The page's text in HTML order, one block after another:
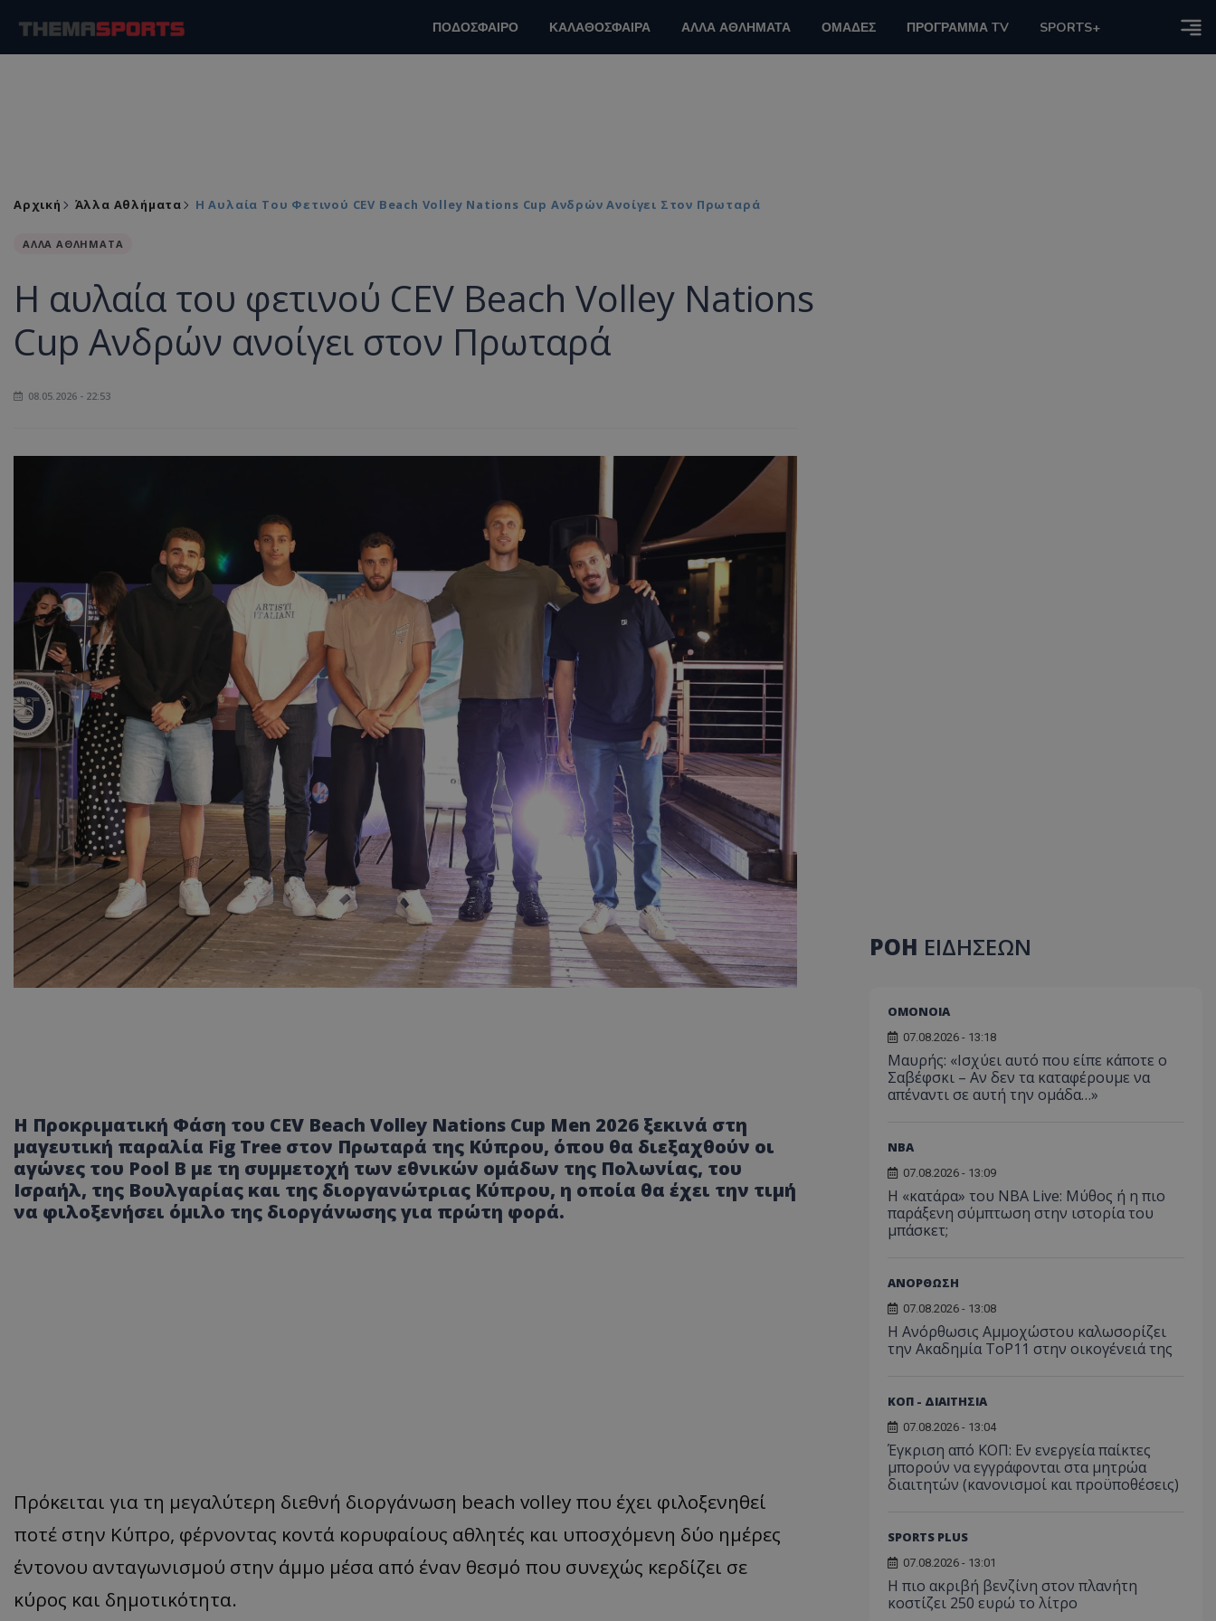
ΠΟΔΟΣΦΑΙΡΟ ΚΑΛΑΘΟΣΦΑΙΡΑ ΑΛΛΑ ΑΘΛΗΜΑΤΑ ΟΜΑΔΕΣ ΠΡΟΓΡΑΜΜΑ TV SPORTS+
Αρχική Άλλα Αθλήματα Η Αυλαία Του Φετινού CEV Beach Volley Nations Cup Ανδρών Ανοίγει Στον Πρωταρά
ΑΛΛΑ ΑΘΛΗΜΑΤΑ
Η αυλαία του φετινού CEV Beach Volley Nations
Cup Ανδρών ανοίγει στον Πρωταρά
08.05.2026 - 22:53
Η Προκριματική Φάση του CEV Beach Volley Nations Cup Men 2026 ξεκινά στη
μαγευτική παραλία Fig Tree στον Πρωταρά της Κύπρου, όπου θα διεξαχθούν οι
αγώνες του Pool B με τη συμμετοχή των εθνικών ομάδων της Πολωνίας, του
Ισραήλ, της Βουλγαρίας και της διοργανώτριας Κύπρου, η οποία θα έχει την τιμή
να φιλοξενήσει όμιλο της διοργάνωσης για πρώτη φορά.
Πρόκειται για τη μεγαλύτερη διεθνή διοργάνωση beach volley που έχει φιλοξενηθεί
ποτέ στην Κύπρο, φέρνοντας κοντά κορυφαίους αθλητές και υποσχόμενη δύο ημέρες
έντονου ανταγωνισμού στην άμμο μέσα από έναν θεσμό που συνεχώς κερδίζει σε
κύρος και δημοτικότητα.
ΡΟΗ ΕΙΔΗΣΕΩΝ
ΟΜΟΝΟΙΑ
07.08.2026 - 13:18
Μαυρής: «Ισχύει αυτό που είπε κάποτε ο
Σαβέφσκι – Αν δεν τα καταφέρουμε να
απέναντι σε αυτή την ομάδα…»
NBA
07.08.2026 - 13:09
Η «κατάρα» του NBA Live: Μύθος ή η πιο
παράξενη σύμπτωση στην ιστορία του
μπάσκετ;
ΑΝΟΡΘΩΣΗ
07.08.2026 - 13:08
Η Ανόρθωσις Αμμοχώστου καλωσορίζει
την Ακαδημία ToP11 στην οικογένειά της
ΚΟΠ - ΔΙΑΙΤΗΣΙΑ
07.08.2026 - 13:04
Έγκριση από ΚΟΠ: Εν ενεργεία παίκτες
μπορούν να εγγράφονται στα μητρώα
διαιτητών (κανονισμοί και προϋποθέσεις)
SPORTS PLUS
07.08.2026 - 13:01
Η πιο ακριβή βενζίνη στον πλανήτη
κοστίζει 250 ευρώ το λίτρο